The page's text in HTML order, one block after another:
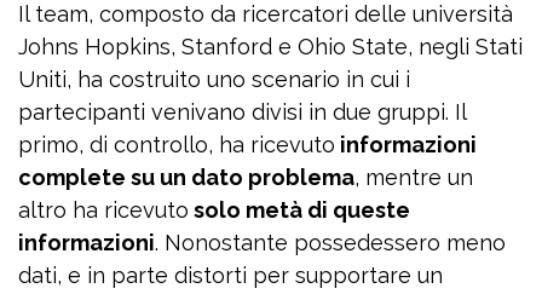
Il team, composto da ricercatori delle università
Johns Hopkins, Stanford e Ohio State, negli Stati
Uniti, ha costruito uno scenario in cui i
partecipanti venivano divisi in due gruppi. Il
primo, di controllo, ha ricevuto informazioni
complete su un dato problema, mentre un
altro ha ricevuto solo metà di queste
informazioni. Nonostante possedessero meno
dati, e in parte distorti per supportare un